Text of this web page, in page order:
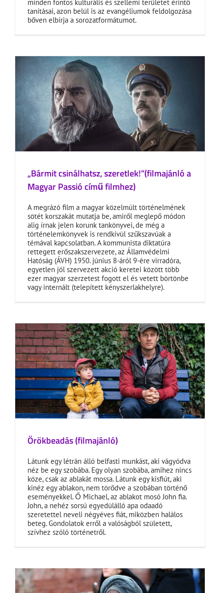
minden fontos kulturális és szellemi területet érintő
tanításai, azon belül is az evangéliumok feldolgozása
bőven elbírja a sorozatformátumot.
„Bármit csinálhatsz, szeretlek!”(filmajánló a
Magyar Passió című filmhez)
A megrázó film a magyar közelmúlt történelmének
sötét korszakát mutatja be, amiről meglepő módon
alig írnak jelen korunk tankönyvei, de még a
történelemkönyvek is rendkívül szűkszavúak a
témával kapcsolatban. A kommunista diktatúra
rettegett erőszakszervezete, az Államvédelmi
Hatóság (ÁVH) 1950. június 8-áról 9-ére virradóra,
egyetlen jól szervezett akció keretei között több
ezer magyar szerzetest fogott el és vetett börtönbe
vagy internált (telepített kényszerlakhelyre).
Örökbeadás (filmajánló)
Látunk egy létrán álló belfasti munkást, aki vágyódva
néz be egy szobába. Egy olyan szobába, amihez nincs
köze, csak az ablakát mossa. Látunk egy kisfiút, aki
kinéz egy ablakon, nem törődve a szobában történő
eseményekkel. Ő Michael, az ablakot mosó John fia.
John, a nehéz sorsú egyedülálló apa odaadó
szeretettel neveli négyéves fiát, miközben halálos
beteg. Gondolatok erről a valóságból született,
szívhez szóló történetről.